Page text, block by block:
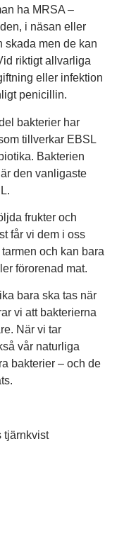
ha MRSA –
i näsan eller
skada men de kan
riktigt allvarliga
eller infektion
penicillin.
bakterier har
tillverkar EBSL
Bakterien
den vanligaste
frukter och
får vi dem i oss
och kan bara
förorenad mat.
bara ska tas när
vi att bakterierna
När vi tar
vår naturliga
bakterier – och de